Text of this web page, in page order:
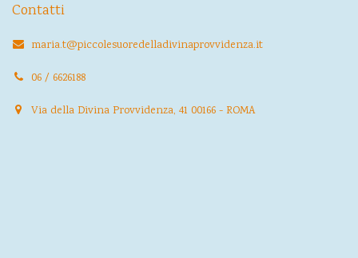
Contatti
maria.t@piccolesuoredelladivinaprovvidenza.it
06 / 6626188
Via della Divina Provvidenza, 41 00166 - ROMA